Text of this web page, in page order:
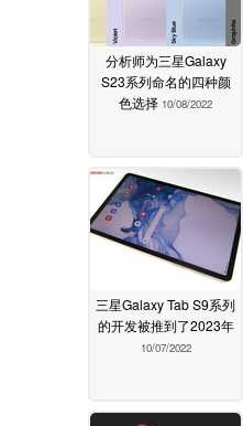
分析师为三星Galaxy
S23系列命名的四种颜
色选择 10/08/2022
三星Galaxy Tab S9系列
的开发被推到了2023年
10/07/2022